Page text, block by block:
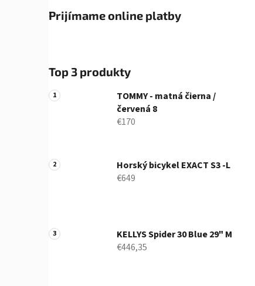
o
ý
p
a
Prijímame online platby
Top 3 produkty
TOMMY - matná čierna /
červená 8
€170
Horský bicykel EXACT S3 -L
€649
KELLYS Spider 30 Blue 29" M
€446,35